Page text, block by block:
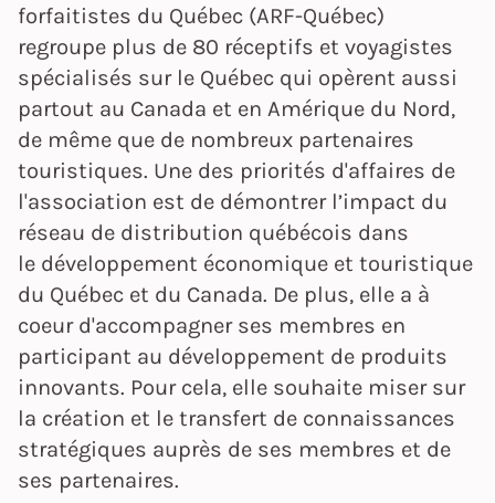
forfaitistes du Québec (ARF-Québec)
regroupe plus de 80 réceptifs et voyagistes
spécialisés sur le Québec qui opèrent aussi
partout au Canada et en Amérique du Nord,
de même que de nombreux partenaires
touristiques. Une des priorités d'affaires de
l'association est de démontrer l’impact du
réseau de distribution québécois dans
le développement économique et touristique
du Québec et du Canada. De plus, elle a à
coeur d'accompagner ses membres en
participant au développement de produits
innovants. Pour cela, elle souhaite miser sur
la création et le transfert de connaissances
stratégiques auprès de ses membres et de
ses partenaires.